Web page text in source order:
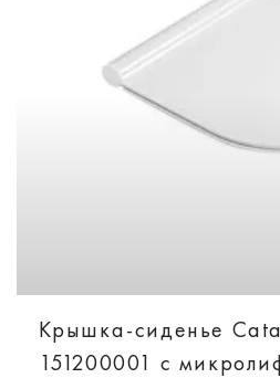
Крышка-сиденье
151200001 с